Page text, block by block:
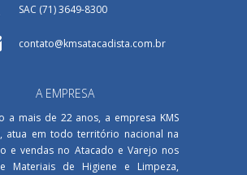
SAC (71) 3649-8300
contato@kmsatacadista.com.br
A EMPRESA
a mais de 22 anos, a empresa KMS
atua em todo território nacional na
e vendas no Atacado e Varejo nos
Materiais de Higiene e Limpeza,